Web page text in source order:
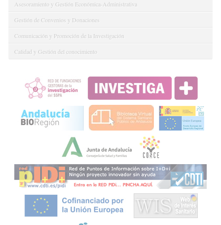
Asesoramiento y Gestión Económica-Administrativa
Gestión de Convenios y Donaciones
Comunicación y Promoción de la Investigación
Calidad y Gestión del conocimiento